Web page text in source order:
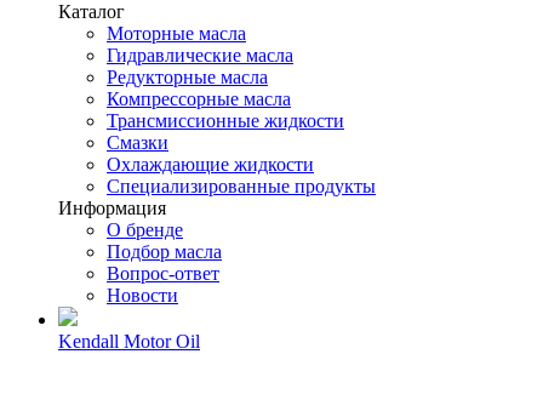
Каталог
Моторные масла
Гидравлические масла
Редукторные масла
Компрессорные масла
Трансмиссионные жидкости
Смазки
Охлаждающие жидкости
Специализированные продукты
Информация
О бренде
Подбор масла
Вопрос-ответ
Новости
Kendall Motor Oil